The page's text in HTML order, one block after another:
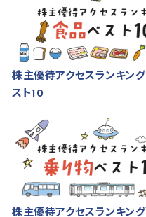
株主優待アクセスランキン
スト10
株主優待アクセスランキン